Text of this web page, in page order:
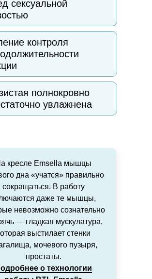
полнокровно
увлажнена
сексуальной
контроля
кресле Emsella мышцы
дна «учатся» правильно
сокращаться. В работу
даже те мышцы,
невозможно сознательно
— гладкая мускулатура,
выстилает стенки
мочевого пузыря,
простаты.
о технологии